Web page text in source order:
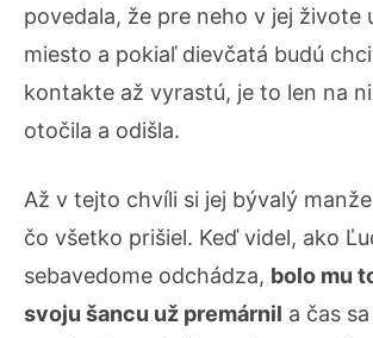
povedala, že pre neho v jej živote
miesto a pokiaľ dievčatá budú
kontakte až vyrastú, je to len na
otočila a odišla.
Až v tejto chvíli si jej bývalý
čo všetko prišiel. Keď videl, ako
sebavedome odchádza, bolo mu
svoju šancu už premárnil a čas